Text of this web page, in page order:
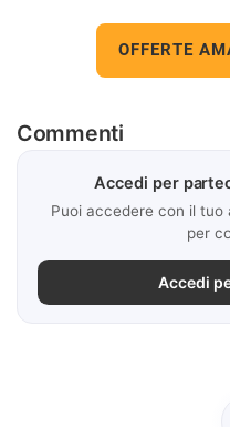
OFFERTE
Commenti
Accedi per
Puoi accedere con il tuo
per
Accedi